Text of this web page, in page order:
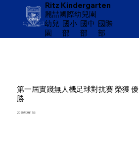
Ritz Kindergarten
麗喆國際幼兒園
幼兒
園
​國小
部
國中
部
國際
部
第一屆實踐無人機足球對抗賽 榮獲 優
勝
2025年3月17日